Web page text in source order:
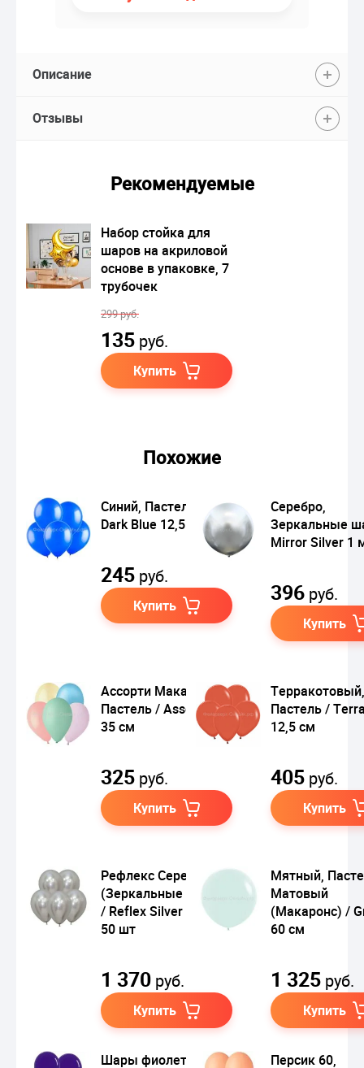
Описание
Отзывы
Рекомендуемые
Набор стойка для
шаров на акриловой
основе в упаковке, 7
трубочек
299 руб.
135 руб.
Купить
Похожие
Синий, Пастель /
Dark Blue 12,5 см
245 руб.
Купить
Серебро,
Зеркальные
Mirror Silver 1
396 руб.
Купить
Ассорти Макаронс,
Пастель / Assorted
35 см
325 руб.
Купить
Терракотовый,
Пастель /
12,5 см
405 руб.
Купить
Рефлекс Серебро,
(Зеркальные шары)
/ Reflex Silver 30 см
50 шт
1 370 руб.
Купить
Мятный,
Матовый
(Макаронс) /
60 см
1 325 руб.
Купить
Шары фиолетовый, Персик 60,